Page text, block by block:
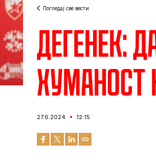
Погледај све вести
Дегенек:
хуманост
27.6.2024 12:15